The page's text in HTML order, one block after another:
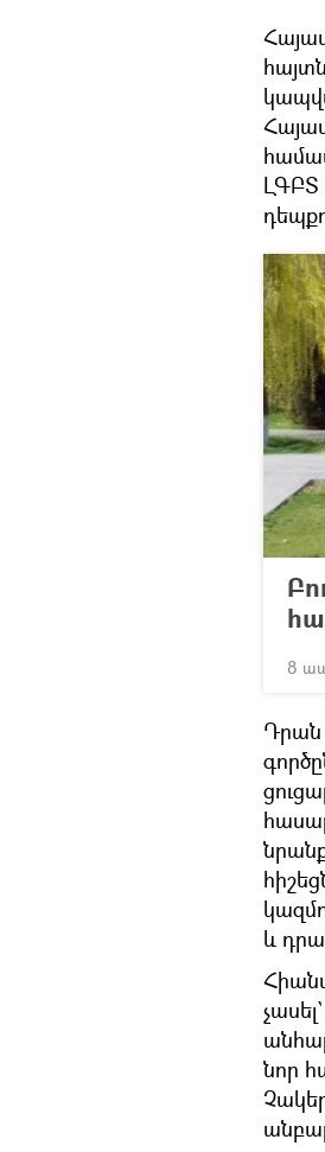
ԼԳԲՏ
8
Դրան
և
նոր